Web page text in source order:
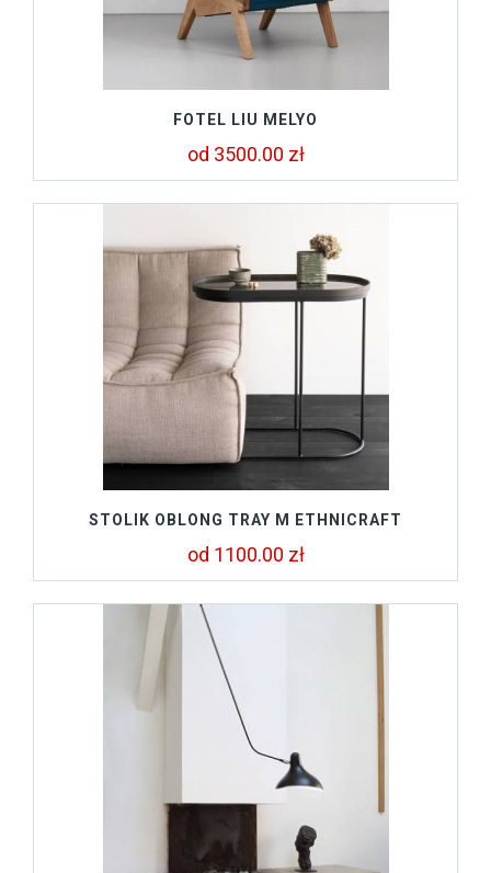
FOTEL LIU MELYO
od 3500.00 zł
STOLIK OBLONG TRAY M ETHNICRAFT
od 1100.00 zł